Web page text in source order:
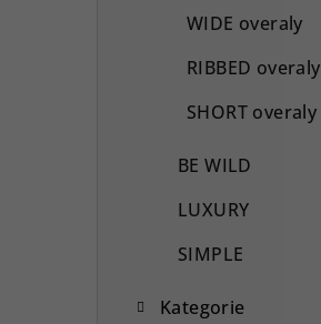
WIDE overaly
RIBBED overaly
SHORT overaly
BE WILD
LUXURY
SIMPLE
Kategorie